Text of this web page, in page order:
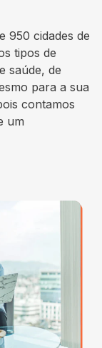
950 cidades de
tipos de
saúde, de
para a sua
contamos
um